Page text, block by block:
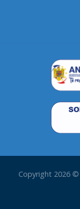
Copyright 2026 ©